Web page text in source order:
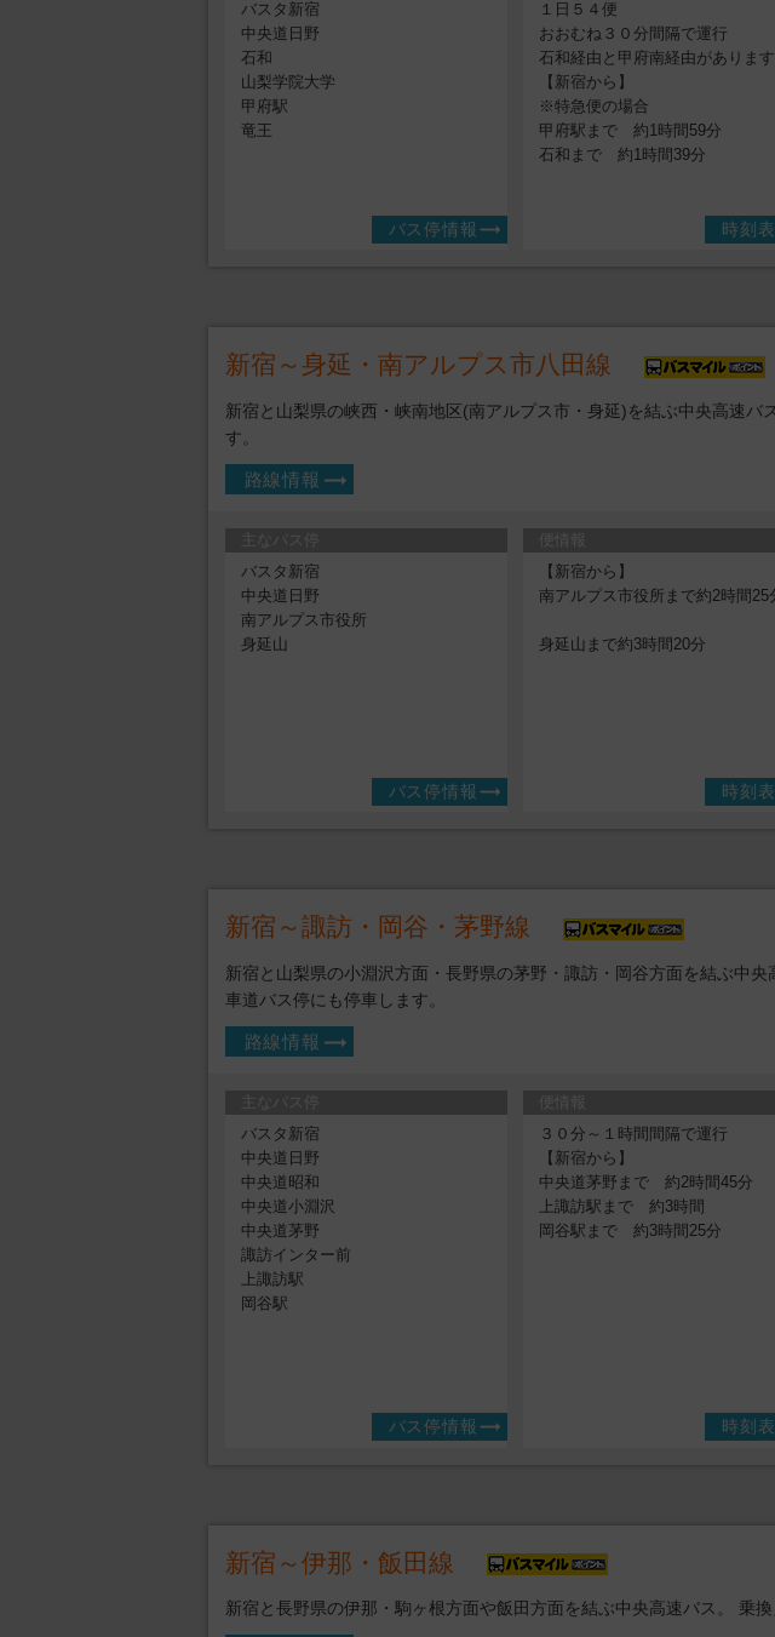
バスタ新宿
中央道日野
石和
山梨学院大学
甲府駅
竜王
バス停情報
１日５４便
おおむね３０分間隔で運行
石和経由と甲府南経由があります
【新宿から】
※特急便の場合
甲府駅まで 約1時間59分
石和まで 約1時間39分
時刻表
新宿～身延・南アルプス市八田線
新宿と山梨県の峡西・峡南地区(南アルプス市・身延)を結ぶ中央高速
す。
路線情報
主なバス停
バスタ新宿
中央道日野
南アルプス市役所
身延山
バス停情報
便情報
【新宿から】
南アルプス市役所まで約2時間25
身延山まで約3時間20分
時刻表
新宿～諏訪・岡谷・茅野線
新宿と山梨県の小淵沢方面・長野県の茅野・諏訪・岡谷方面を結ぶ中
車道バス停にも停車します。
路線情報
主なバス停
バスタ新宿
中央道日野
中央道昭和
中央道小淵沢
中央道茅野
諏訪インター前
上諏訪駅
岡谷駅
バス停情報
便情報
３０分～１時間間隔で運行
【新宿から】
中央道茅野まで 約2時間45分
上諏訪駅まで 約3時間
岡谷駅まで 約3時間25分
時刻表
新宿～伊那・飯田線
新宿と長野県の伊那・駒ヶ根方面や飯田方面を結ぶ中央高速バス。 乗